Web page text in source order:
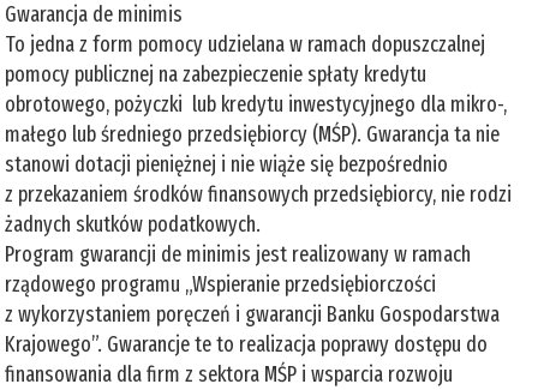
Gwarancja de minimis
To jedna z form pomocy udzielana w ramach dopuszczalnej
pomocy publicznej na zabezpieczenie spłaty kredytu
obrotowego, pożyczki lub kredytu inwestycyjnego dla mikro-,
małego lub średniego przedsiębiorcy (MŚP). Gwarancja ta nie
stanowi dotacji pieniężnej i nie wiąże się bezpośrednio
z przekazaniem środków finansowych przedsiębiorcy, nie rodzi
żadnych skutków podatkowych.
Program gwarancji de minimis jest realizowany w ramach
rządowego programu „Wspieranie przedsiębiorczości
z wykorzystaniem poręczeń i gwarancji Banku Gospodarstwa
Krajowego”. Gwarancje te to realizacja poprawy dostępu do
finansowania dla firm z sektora MŚP i wsparcia rozwoju